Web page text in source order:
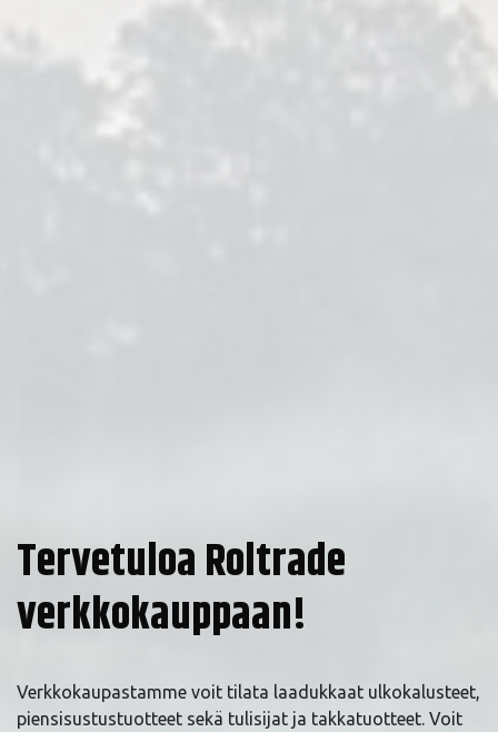
Tervetuloa Roltrade
verkkokauppaan!
Verkkokaupastamme voit tilata laadukkaat ulkokalusteet,
piensisustustuotteet sekä tulisijat ja takkatuotteet. Voit